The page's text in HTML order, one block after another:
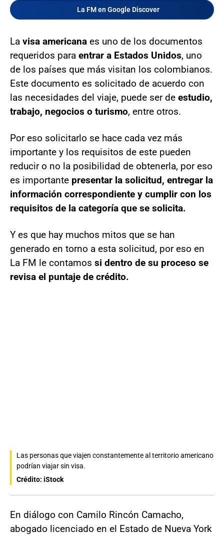
La FM en Google Discover
La visa americana es uno de los documentos
requeridos para entrar a Estados Unidos, uno
de los países que más visitan los colombianos.
Este documento es solicitado de acuerdo con
las necesidades del viaje, puede ser de estudio,
trabajo, negocios o turismo, entre otros.
Por eso solicitarlo se hace cada vez más
importante y los requisitos de este pueden
reducir o no la posibilidad de obtenerla, por eso
es importante presentar la solicitud, entregar la
información correspondiente y cumplir con los
requisitos de la categoría que se solicita.
Y es que hay muchos mitos que se han
generado en torno a esta solicitud, por eso en
La FM le contamos si dentro de su proceso se
revisa el puntaje de crédito.
Las personas que viajen constantemente al territorio americano
podrían viajar sin visa.
Crédito: iStock
En diálogo con Camilo Rincón Camacho,
abogado licenciado en el Estado de Nueva York